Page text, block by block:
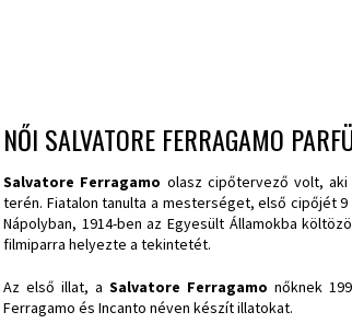
NŐI SALVATORE FERRAGAMO
Salvatore Ferragamo olasz cipőtervező volt,
terén. Fiatalon tanulta a mesterséget, első cipőjét
Nápolyban, 1914-ben az Egyesült Államokba
filmiparra helyezte a tekintetét.
Az első illat, aSalvatore Ferragamo nőknek
Ferragamo és Incanto néven készít illatokat.